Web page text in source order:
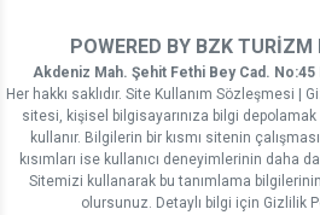
POWERED BY BZK
Akdeniz Mah. Şehit Fethi Bey Cad. No:45
Her hakkı saklıdır. Site Kullanım Sözleşmesi
sitesi, kişisel bilgisayarınıza bilgi
kullanır. Bilgilerin bir kısmı sitenin
kısımları ise kullanıcı deneyimlerinin daha
Sitemizi kullanarak bu tanımlama
olursunuz. Detaylı bilgi için Gizlilik